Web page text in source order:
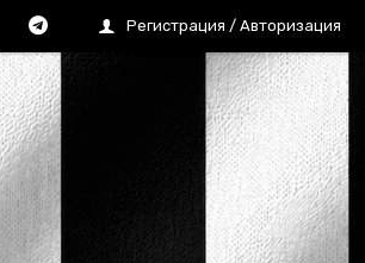
Регистрация / Авторизация